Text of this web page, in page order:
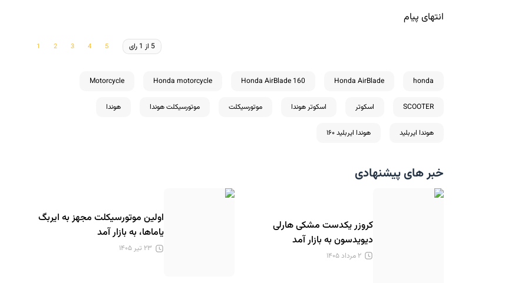
انتهای پیام
5 از 1 رای
honda
Honda AirBlade
Honda AirBlade 160
Honda motorcycle
Motorcycle
SCOOTER اسکوتر اسکوتر هوندا موتورسیکلت موتورسیکلت هوندا هوندا
هوندا ایربلید هوندا ایربلید ۱۶۰
خبر های پیشنهادی
کروزر یکدست مشکی هارلی
دیویدسون به بازار آمد
۲ مرداد ۱۴۰۵
اولین موتورسیکلت مجهز به ایربگ
یاماها، به بازار آمد
۲۳ تیر ۱۴۰۵